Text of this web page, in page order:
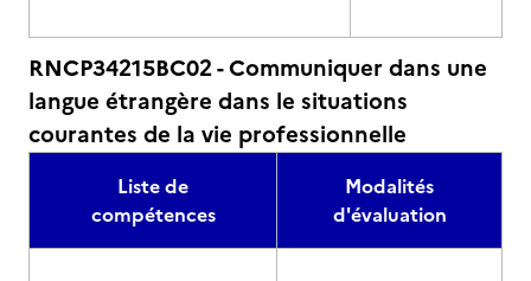
RNCP34215BC02 - Communiquer dans une
langue étrangère dans le situations
courantes de la vie professionnelle
Liste de
compétences
Modalités
d'évaluation